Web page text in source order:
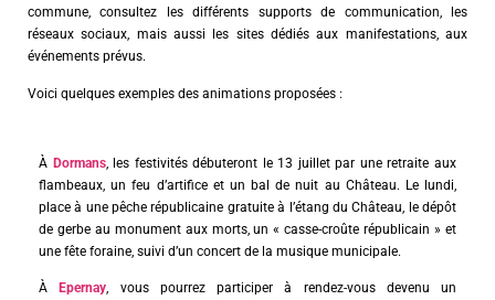
commune, consultez les différents supports de communication, les
réseaux sociaux, mais aussi les sites dédiés aux manifestations, aux
événements prévus.
Voici quelques exemples des animations proposées :
À Dormans, les festivités débuteront le 13 juillet par une retraite aux
flambeaux, un feu d’artifice et un bal de nuit au Château. Le lundi,
place à une pêche républicaine gratuite à l’étang du Château, le dépôt
de gerbe au monument aux morts, un « casse-croûte républicain » et
une fête foraine, suivi d’un concert de la musique municipale.
ÀEpernay , vous pourrez participer à rendez-vous devenu un